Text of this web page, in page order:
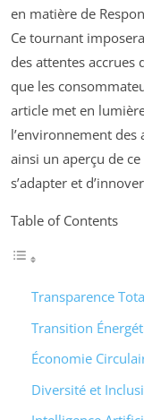
en matière de
Ce tournant
des attentes accrues
que les
article met en
l’environnement
ainsi un aperçu de
s’adapter et
Table of Contents
Transparence
Transition
Économie
Diversité et